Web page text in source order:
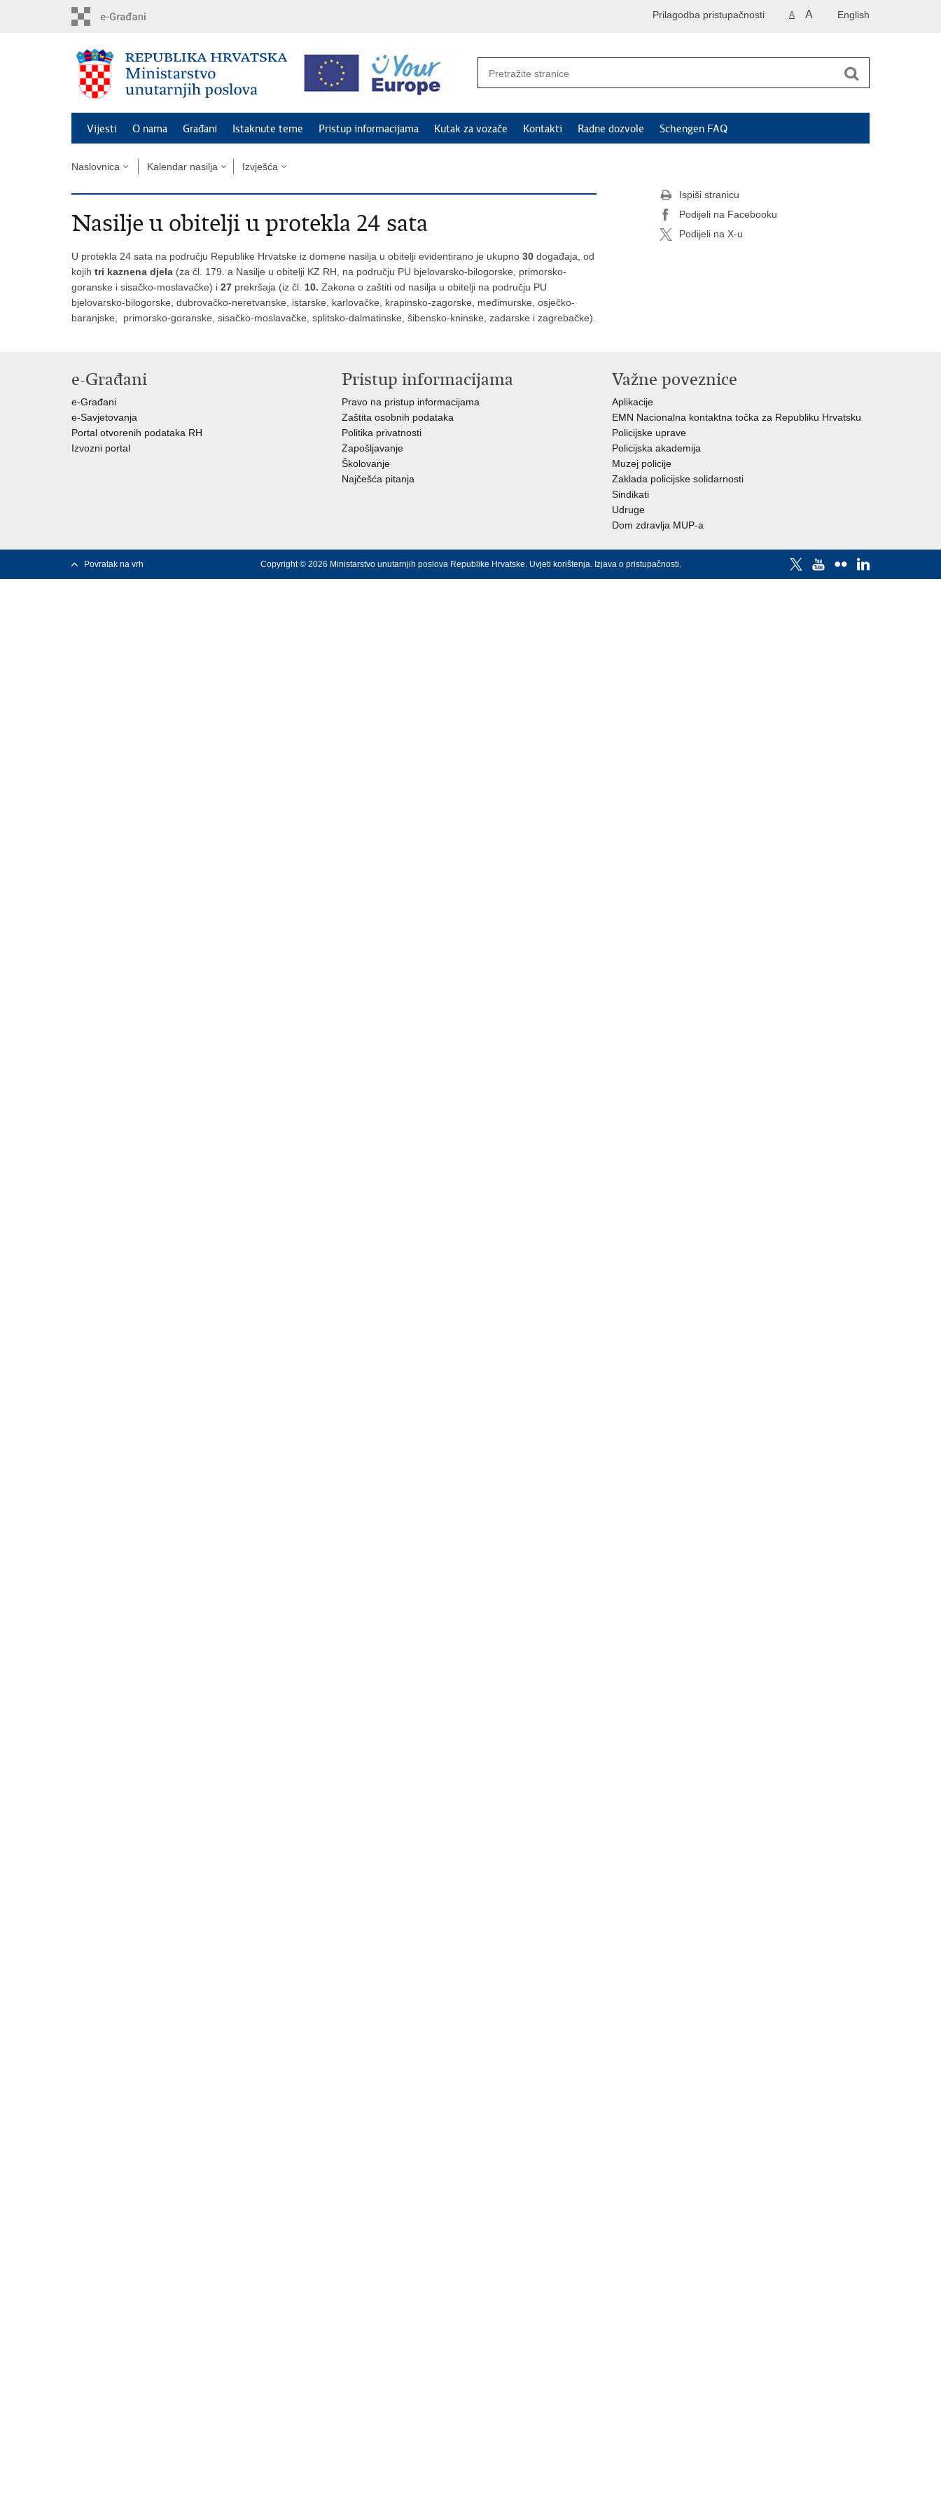
English
A A
Prilagodba pristupačnosti
Vijesti O nama Građani Istaknute teme Pristup informacijama Kutak za vozače Kontakti Radne dozvole Schengen FAQ
Naslovnica Kalendar nasilja Izvješća
Nasilje u obitelji u protekla 24 sata
U protekla 24 sata na području Republike Hrvatske iz domene nasilja u obitelji evidentirano je ukupno 30 događaja, od
kojih tri kaznena djela (za čl. 179. a Nasilje u obitelji KZ RH, na području PU bjelovarsko-bilogorske, primorsko-
goranske i sisačko-moslavačke) i 27 prekršaja (iz čl. 10. Zakona o zaštiti od nasilja u obitelji na području PU
bjelovarsko-bilogorske, dubrovačko-neretvanske, istarske, karlovačke, krapinsko-zagorske, međimurske, osječko-
baranjske, primorsko-goranske, sisačko-moslavačke, splitsko-dalmatinske, šibensko-kninske, zadarske i zagrebačke).
Ispiši stranicu
Podijeli na Facebooku
Podijeli na X-u
e-Građani
e-Građani
e-Savjetovanja
Portal otvorenih podataka RH
Izvozni portal
Pristup informacijama
Pravo na pristup informacijama
Zaštita osobnih podataka
Politika privatnosti
Zapošljavanje
Školovanje
Najčešća pitanja
Važne poveznice
Aplikacije
EMN Nacionalna kontaktna točka za Republiku Hrvatsku
Policijske uprave
Policijska akademija
Muzej policije
Zaklada policijske solidarnosti
Sindikati
Udruge
Dom zdravlja MUP-a
Povratak na vrh Copyright © 2026 Ministarstvo unutarnjih poslova Republike Hrvatske. Uvjeti korištenja. Izjava o pristupačnosti.